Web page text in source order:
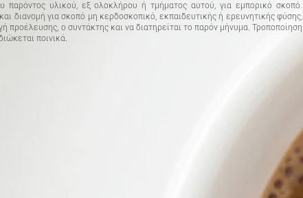
παρόντος υλικού, εξ ολοκλήρου ή τμήματος αυτού, για εμπορικό σκοπό.
διανομή για σκοπό μη κερδοσκοπικό, εκπαιδευτικής ή ερευνητικής φύσης,
προέλευσης, ο συντάκτης και να διατηρείται το παρόν μήνυμα. Τροποποίηση
ποινικά.